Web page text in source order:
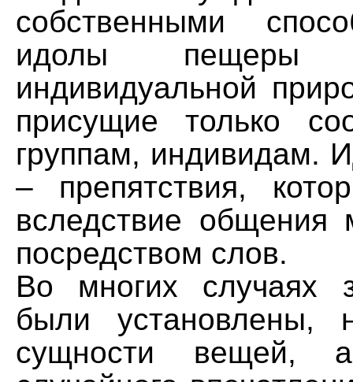
собственными
идолы пещеры
индивидуальной
присущие только
группам, индивидам.
– препятствия,
вследствие
посредством слов.
Во многих случаях
были установлены,
сущности вещей,